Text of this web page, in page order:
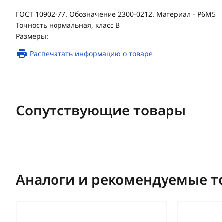
ГОСТ 10902-77. Обозначение 2300-0212. Материал - Р6М5
Точность нормальная, класс В
Размеры:
Распечатать информацию о товаре
Сопутствующие товары
Аналоги и рекомендуемые